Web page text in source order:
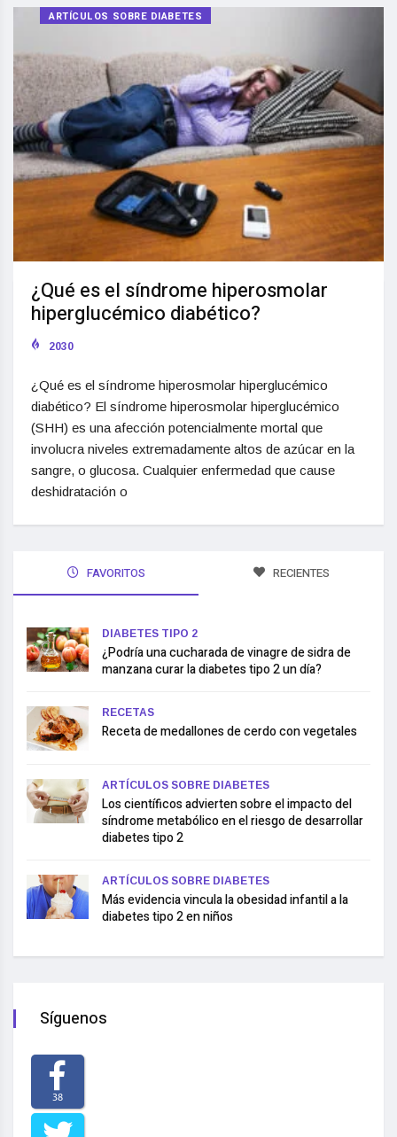
ARTÍCULOS SOBRE DIABETES
¿Qué es el síndrome hiperosmolar
hiperglucémico diabético?
2030
¿Qué es el síndrome hiperosmolar hiperglucémico
diabético? El síndrome hiperosmolar hiperglucémico
(SHH) es una afección potencialmente mortal que
involucra niveles extremadamente altos de azúcar en la
sangre, o glucosa. Cualquier enfermedad que cause
deshidratación o
FAVORITOS RECIENTES
DIABETES TIPO 2
¿Podría una cucharada de vinagre de sidra de
manzana curar la diabetes tipo 2 un día?
RECETAS
Receta de medallones de cerdo con vegetales
ARTÍCULOS SOBRE DIABETES
Los científicos advierten sobre el impacto del
síndrome metabólico en el riesgo de desarrollar
diabetes tipo 2
ARTÍCULOS SOBRE DIABETES
Más evidencia vincula la obesidad infantil a la
diabetes tipo 2 en niños
Síguenos
38